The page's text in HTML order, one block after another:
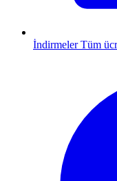
İndirmeler Tüm